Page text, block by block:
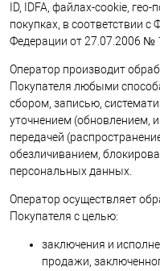
ID, IDFA, файлах-cookie,
покупках, в соответствии
Федерации от 27.07.2006 №
Оператор производит
Покупателя любыми
сбором, записью,
уточнением (обновлением,
передачей
обезличиванием,
персональных данных.
Оператор осуществляет
Покупателя с целью:
заключения и
продажи,